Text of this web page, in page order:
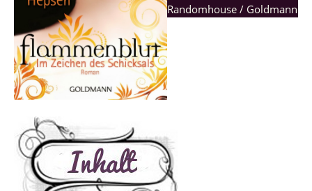
Randomhouse / Goldmann